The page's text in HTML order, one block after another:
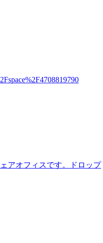
アオフィスです。ドロップ